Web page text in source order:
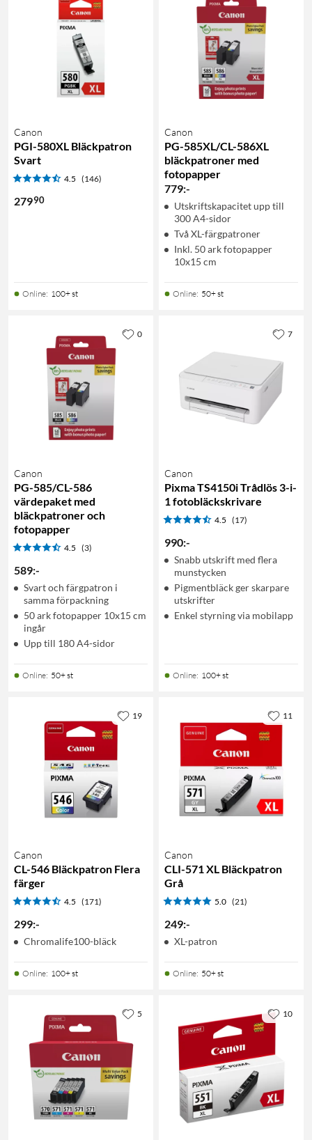
Canon
PGI-580XL Bläckpatron
Svart
4.5 (146)
27990
Online: 100+ st
Canon
PG-585XL/CL-586XL
bläckpatroner med
fotopapper
779:-
Utskriftskapacitet upp till
300 A4-sidor
Två XL-färgpatroner
Inkl. 50 ark fotopapper
10x15 cm
Online: 50+ st
Canon
PG-585/CL-586
värdepaket med
bläckpatroner och
fotopapper
4.5 (3)
589:-
Svart och färgpatron i
samma förpackning
50 ark fotopapper 10x15 cm
ingår
Upp till 180 A4-sidor
Online: 50+ st
0
Canon
Pixma TS4150i Trådlös 3-i-
1 fotobläckskrivare
4.5 (17)
990:-
Snabb utskrift med flera
munstycken
Pigmentbläck ger skarpare
utskrifter
Enkel styrning via mobilapp
Online: 100+ st
7
Canon
CL-546 Bläckpatron Flera
färger
4.5 (171)
299:-
Chromalife100-bläck
Online: 100+ st
19
Canon
CLI-571 XL Bläckpatron
Grå
5.0 (21)
249:-
XL-patron
Online: 50+ st
11
5 10